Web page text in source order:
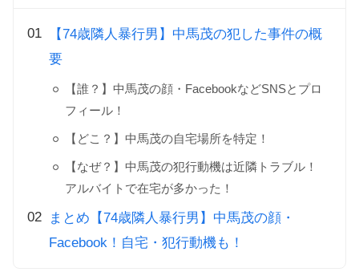
【74歳隣人暴行男】中馬茂の犯した事件の概
要
【誰？】中馬茂の顔・FacebookなどSNSとプロ
フィール！
【どこ？】中馬茂の自宅場所を特定！
【なぜ？】中馬茂の犯行動機は近隣トラブル！
アルバイトで在宅が多かった！
まとめ【74歳隣人暴行男】中馬茂の顔・
Facebook！自宅・犯行動機も！